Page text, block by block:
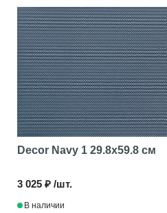
Decor Navy 1 29.8x59.8 см
3 025 ₽ /шт.
В наличии